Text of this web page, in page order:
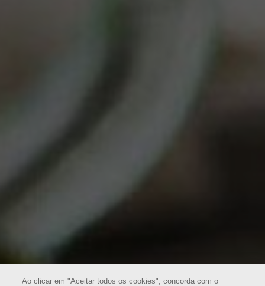
Ao clicar em "Aceitar todos os cookies", concorda com o